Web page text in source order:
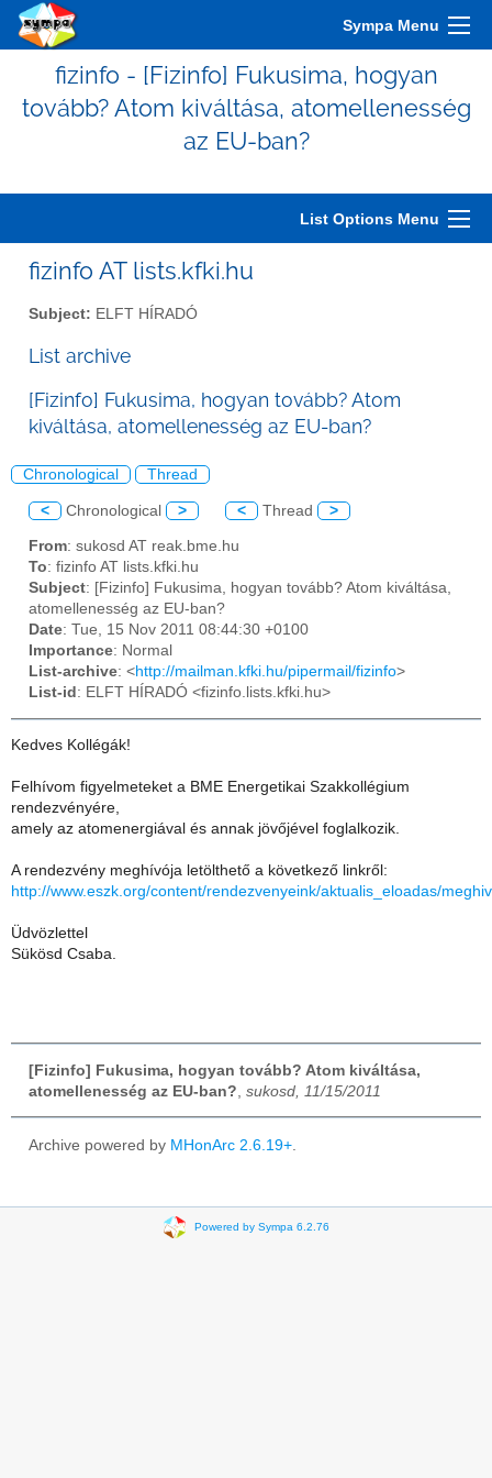
Sympa Menu
fizinfo - [Fizinfo] Fukusima, hogyan
tovább? Atom kiváltása, atomellenesség
az EU-ban?
List Options Menu
fizinfo AT lists.kfki.hu
Subject: ELFT HÍRADÓ
List archive
[Fizinfo] Fukusima, hogyan tovább? Atom
kiváltása, atomellenesség az EU-ban?
Chronological Thread
< Chronological > < Thread >
From: sukosd AT reak.bme.hu
To: fizinfo AT lists.kfki.hu
Subject: [Fizinfo] Fukusima, hogyan tovább? Atom kiváltása,
atomellenesség az EU-ban?
Date: Tue, 15 Nov 2011 08:44:30 +0100
Importance: Normal
List-archive: <http://mailman.kfki.hu/pipermail/fizinfo>
List-id : ELFT HÍRADÓ <fizinfo.lists.kfki.hu>
Kedves Kollégák!
Felhívom figyelmeteket a BME Energetikai Szakkollégium
rendezvényére,
amely az atomenergiával és annak jövőjével foglalkozik.
A rendezvény meghívója letölthető a következő linkről:
http://www.eszk.org/content/rendezvenyeink/aktualis_eloadas/
Üdvözlettel
Sükösd Csaba.
[Fizinfo] Fukusima, hogyan tovább? Atom kiváltása,
atomellenesség az EU-ban? sukosd, 11/15/2011
Archive powered by MHonArc 2.6.19+
Powered by Sympa 6.2.76